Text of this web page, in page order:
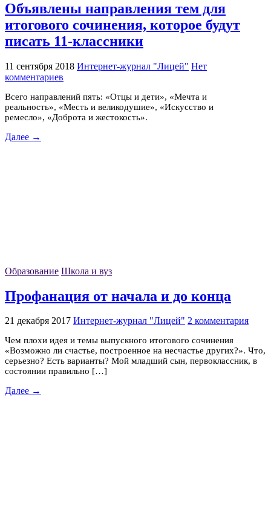
Объявлены направления тем для
итогового сочинения, которое будут
писать 11-классники
11 сентября 2018 Интернет-журнал "Лицей" Нет
комментариев
Всего направлений пять: «Отцы и дети», «Мечта и
реальность», «Месть и великодушие», «Искусство и
ремесло», «Доброта и жестокость».
Далее →
Образование Школа и вуз
Профанация от начала и до конца
21 декабря 2017 Интернет-журнал "Лицей" 2 комментария
Чем плохи идея и темы выпускного итогового сочинения
«Возможно ли счастье, построенное на несчастье других?». Что,
серьезно? Есть варианты? Мой младший сын, первоклассник, в
состоянии правильно […]
Далее →